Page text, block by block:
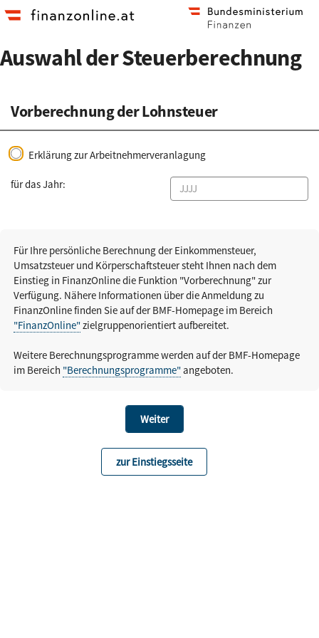
Zum
Hauptinhalt
Zur
Startseite
Auswahl der Steuerberechnung
Vorberechnung der Lohnsteuer
Erklärung zur Arbeitnehmerveranlagung
für das Jahr:
Für Ihre persönliche Berechnung der Einkommensteuer,
Umsatzsteuer und Körperschaftsteuer steht Ihnen nach dem
Einstieg in FinanzOnline die Funktion "Vorberechnung" zur
Verfügung. Nähere Informationen über die Anmeldung zu
FinanzOnline finden Sie auf der BMF-Homepage im Bereich
"FinanzOnline"zielgruppenorientiert aufbereitet.
Weitere Berechnungsprogramme werden auf der BMF-Homepage
im Bereich "Berechnungsprogramme"angeboten.
zur Einstiegsseite